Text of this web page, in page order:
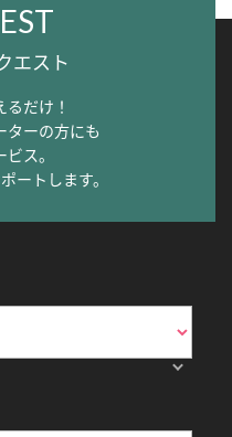
エスト
だけ！
ターの方にも
ス。
ートします。